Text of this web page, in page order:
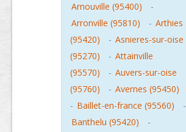
Arnouville (95400)
-
Arronville (95810)
- Arthies
(95420)
- Asnieres-sur-oise
(95270)
- Attainville
(95570)
- Auvers-sur-oise
(95760)
- Avernes (95450)
- Baillet-en-france (95560)
-
Banthelu (95420)
-